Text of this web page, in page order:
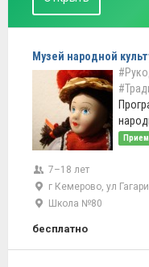
Музей народной
7–18 лет
г Кемерово, ул
Школа №80
бесплатно